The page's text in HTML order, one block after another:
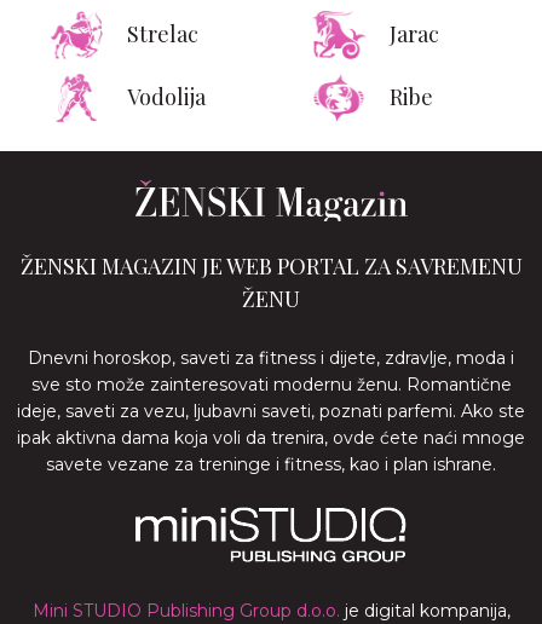
Strelac Jarac
Vodolija Ribe
ŽENSKI MAGAZIN JE WEB PORTAL ZA SAVREMENU
ŽENU
Dnevni horoskop, saveti za fitness i dijete, zdravlje, moda i
sve sto može zainteresovati modernu ženu. Romantične
ideje, saveti za vezu, ljubavni saveti, poznati parfemi. Ako ste
ipak aktivna dama koja voli da trenira, ovde ćete naći mnoge
savete vezane za treninge i fitness, kao i plan ishrane.
Mini STUDIO Publishing Group d.o.o. je digital kompanija,